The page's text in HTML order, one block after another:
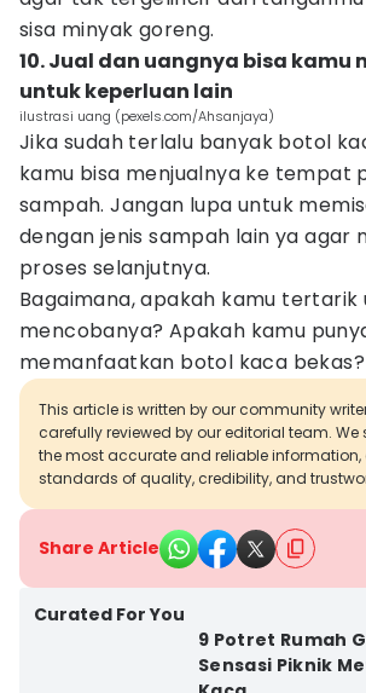
sisa minyak goreng.
10. Jual dan uangnya bisa
untuk keperluan lain
ilustrasi uang (pexels.com/Ahsanjaya)
Jika sudah terlalu banyak botol
kamu bisa menjualnya ke tempat
sampah. Jangan lupa untuk
dengan jenis sampah lain ya agar
proses selanjutnya.
Bagaimana, apakah kamu tertarik
mencobanya? Apakah kamu
memanfaatkan botol kaca bekas?
This article is written by our community
carefully reviewed by our editorial team. We
the most accurate and reliable information,
standards of quality, credibility, and
Share Article
Curated For You
9 Potret Rumah
Sensasi Piknik